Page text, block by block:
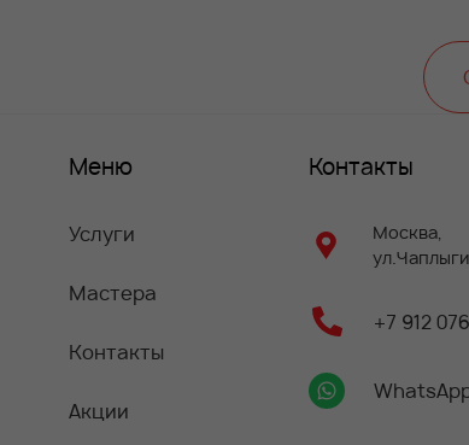
Меню
Услуги
Мастера
Контакты
Акции
Контакты
Москва,
+7 912